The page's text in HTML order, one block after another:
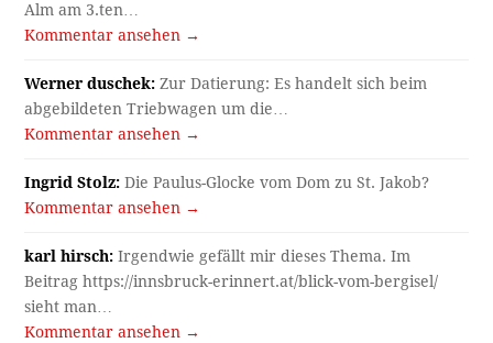
Alm am 3.ten…
Kommentar ansehen →
Werner duschek: Zur Datierung: Es handelt sich beim
abgebildeten Triebwagen um die…
Kommentar ansehen →
Ingrid Stolz: Die Paulus-Glocke vom Dom zu St. Jakob?
Kommentar ansehen →
karl hirsch: Irgendwie gefällt mir dieses Thema. Im
Beitrag https://innsbruck-erinnert.at/blick-vom-bergisel/
sieht man…
Kommentar ansehen →